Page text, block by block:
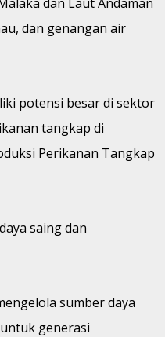
dan genangan air
potensi besar di sektor
tangkap di
Perikanan Tangkap
saing dan
sumber daya
generasi